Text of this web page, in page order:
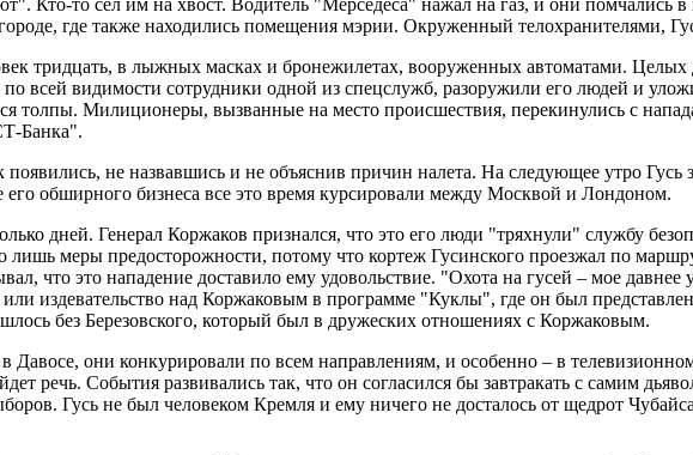
Кто-то сел им на хвост. Водитель "Мерседеса" нажал на газ, и они
где также находились помещения мэрии. Окруженный телохранителями,
тридцать, в лыжных масках и бронежилетах, вооруженных автоматами. Целых
всей видимости сотрудники одной из спецслужб, разоружили его людей и
толпы. Милиционеры, вызванные на место происшествия, перекинулись с
Банка".
не назвавшись и не объяснив причин налета. На следующее утро Гусь
обширного бизнеса все это время курсировали между Москвой и Лондоном.
дней. Генерал Коржаков признался, что это его люди "тряхнули" службу
меры предосторожности, потому что кортеж Гусинского проезжал по
что это нападение доставило ему удовольствие. "Охота на гусей – мое
издевательство над Коржаковым в программе "Куклы", где он был
без Березовского, который был в дружеских отношениях с Коржаковым.
Давосе, они конкурировали по всем направлениям, и особенно – в
речь. События развивались так, что он согласился бы завтракать с самим
Гусь не был человеком Кремля и ему ничего не досталось от щедрот